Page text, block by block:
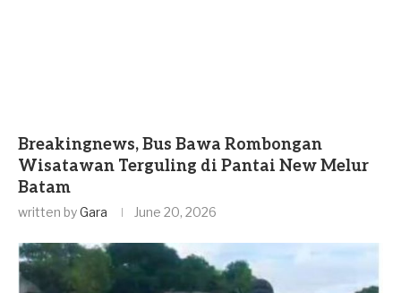
Breakingnews, Bus Bawa Rombongan
Wisatawan Terguling di Pantai New Melur
Batam
written byGara June 20, 2026